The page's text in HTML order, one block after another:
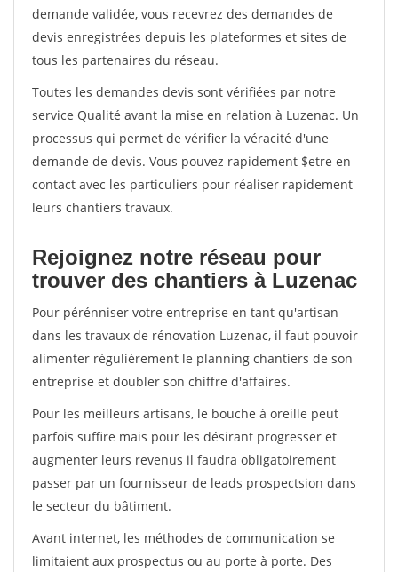
demande validée, vous recevrez des demandes de
devis enregistrées depuis les plateformes et sites de
tous les partenaires du réseau.
Toutes les demandes devis sont vérifiées par notre
service Qualité avant la mise en relation à Luzenac. Un
processus qui permet de vérifier la véracité d'une
demande de devis. Vous pouvez rapidement $etre en
contact avec les particuliers pour réaliser rapidement
leurs chantiers travaux.
Rejoignez notre réseau pour
trouver des chantiers à Luzenac
Pour pérénniser votre entreprise en tant qu'artisan
dans les travaux de rénovation Luzenac, il faut pouvoir
alimenter régulièrement le planning chantiers de son
entreprise et doubler son chiffre d'affaires.
Pour les meilleurs artisans, le bouche à oreille peut
parfois suffire mais pour les désirant progresser et
augmenter leurs revenus il faudra obligatoirement
passer par un fournisseur de leads prospectsion dans
le secteur du bâtiment.
Avant internet, les méthodes de communication se
limitaient aux prospectus ou au porte à porte. Des